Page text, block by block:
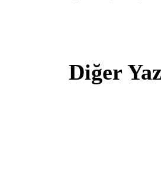
Diğer